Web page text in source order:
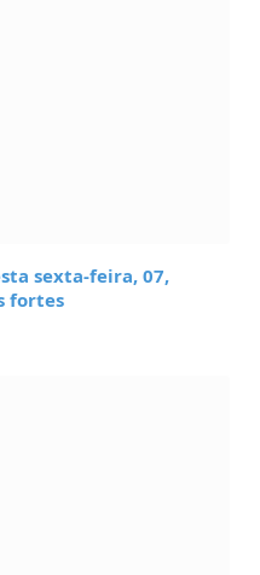
sexta-feira, 07,
fortes